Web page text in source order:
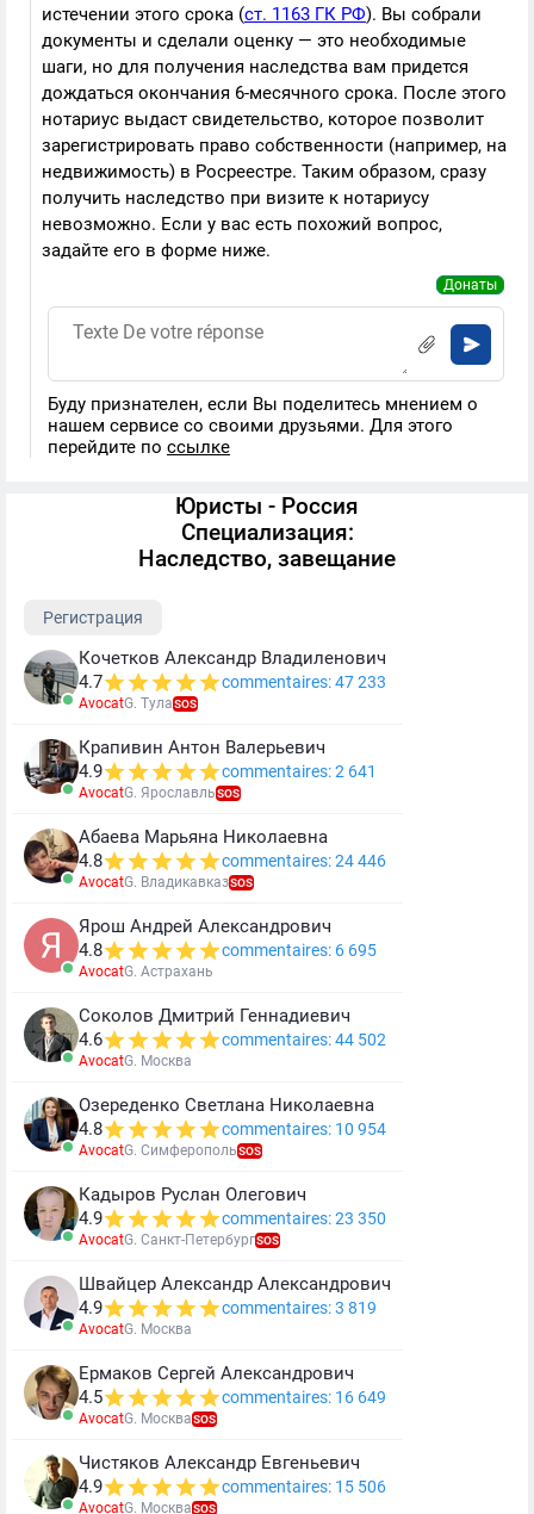
истечении этого срока (ст. 1163 ГК РФ). Вы собрали
документы и сделали оценку — это необходимые
шаги, но для получения наследства вам придется
дождаться окончания 6-месячного срока. После этого
нотариус выдаст свидетельство, которое позволит
зарегистрировать право собственности (например, на
недвижимость) в Росреестре. Таким образом, сразу
получить наследство при визите к нотариусу
невозможно. Если у вас есть похожий вопрос,
задайте его в форме ниже.
Донаты
Буду признателен, если Вы поделитесь мнением о
нашем сервисе со своими друзьями. Для этого
перейдите по ссылке
Юристы - Россия
Специализация:
Наследство, завещание
Регистрация
Кочетков Александр Владиленович
4.7
commentaires: 47 233
AvocatG. ТулаSOS
Крапивин Антон Валерьевич
4.9
commentaires: 2 641
AvocatG. ЯрославльSOS
Абаева Марьяна Николаевна
4.8
commentaires: 24 446
AvocatG. ВладикавказSOS
Ярош Андрей Александрович
4.8
commentaires: 6 695
AvocatG. Астрахань
Соколов Дмитрий Геннадиевич
4.6
commentaires: 44 502
AvocatG. Москва
Озереденко Светлана Николаевна
4.8
commentaires: 10 954
AvocatG. СимферопольSOS
Кадыров Руслан Олегович
4.9
commentaires: 23 350
AvocatG. Санкт-ПетербургSOS
Швайцер Александр Александрович
4.9
commentaires: 3 819
AvocatG. Москва
Ермаков Сергей Александрович
4.5
commentaires: 16 649
AvocatG. МоскваSOS
Чистяков Александр Евгеньевич
4.9
commentaires: 15 506
AvocatG. МоскваSOS